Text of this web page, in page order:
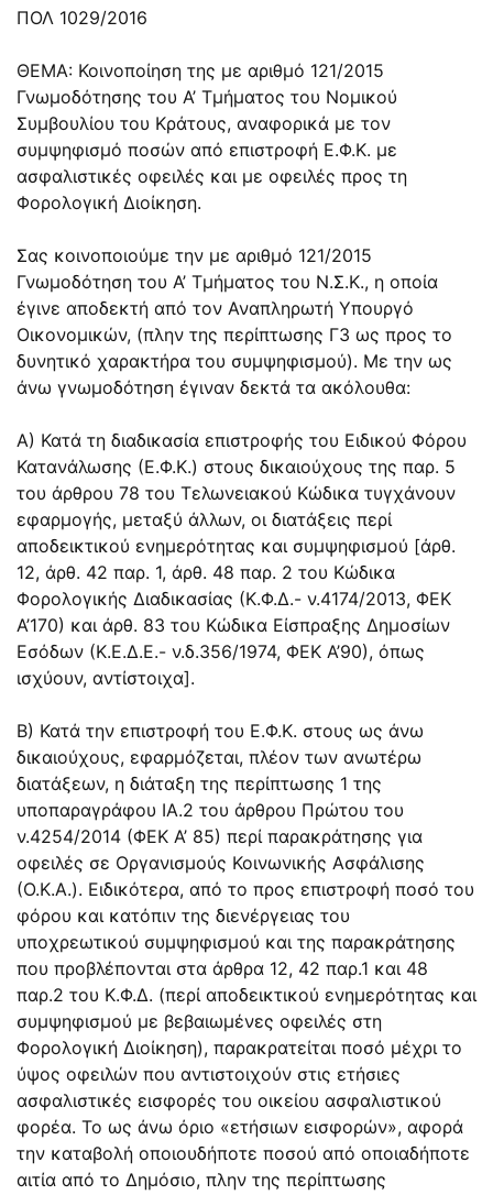
ΠΟΛ 1029/2016
ΘΕΜΑ: Κοινοποίηση της με αριθμό 121/2015
Γνωμοδότησης του Α’ Τμήματος του Νομικού
Συμβουλίου του Κράτους, αναφορικά με τον
συμψηφισμό ποσών από επιστροφή Ε.Φ.Κ. με
ασφαλιστικές οφειλές και με οφειλές προς τη
Φορολογική Διοίκηση.
Σας κοινοποιούμε την με αριθμό 121/2015
Γνωμοδότηση του Α’ Τμήματος του Ν.Σ.Κ., η οποία
έγινε αποδεκτή από τον Αναπληρωτή Υπουργό
Οικονομικών, (πλην της περίπτωσης Γ3 ως προς το
δυνητικό χαρακτήρα του συμψηφισμού). Με την ως
άνω γνωμοδότηση έγιναν δεκτά τα ακόλουθα:
Α) Κατά τη διαδικασία επιστροφής του Ειδικού Φόρου
Κατανάλωσης (Ε.Φ.Κ.) στους δικαιούχους της παρ. 5
του άρθρου 78 του Τελωνειακού Κώδικα τυγχάνουν
εφαρμογής, μεταξύ άλλων, οι διατάξεις περί
αποδεικτικού ενημερότητας και συμψηφισμού [άρθ.
12, άρθ. 42 παρ. 1, άρθ. 48 παρ. 2 του Κώδικα
Φορολογικής Διαδικασίας (Κ.Φ.Δ.- ν.4174/2013, ΦΕΚ
Α’170) και άρθ. 83 του Κώδικα Είσπραξης Δημοσίων
Εσόδων (Κ.Ε.Δ.Ε.- ν.δ.356/1974, ΦΕΚ Α’90), όπως
ισχύουν, αντίστοιχα].
Β) Κατά την επιστροφή του Ε.Φ.Κ. στους ως άνω
δικαιούχους, εφαρμόζεται, πλέον των ανωτέρω
διατάξεων, η διάταξη της περίπτωσης 1 της
υποπαραγράφου ΙΑ.2 του άρθρου Πρώτου του
ν.4254/2014 (ΦΕΚ Α’ 85) περί παρακράτησης για
οφειλές σε Οργανισμούς Κοινωνικής Ασφάλισης
(Ο.Κ.Α.). Ειδικότερα, από το προς επιστροφή ποσό του
φόρου και κατόπιν της διενέργειας του
υποχρεωτικού συμψηφισμού και της παρακράτησης
που προβλέπονται στα άρθρα 12, 42 παρ.1 και 48
παρ.2 του Κ.Φ.Δ. (περί αποδεικτικού ενημερότητας και
συμψηφισμού με βεβαιωμένες οφειλές στη
Φορολογική Διοίκηση), παρακρατείται ποσό μέχρι το
ύψος οφειλών που αντιστοιχούν στις ετήσιες
ασφαλιστικές εισφορές του οικείου ασφαλιστικού
φορέα. Το ως άνω όριο «ετήσιων εισφορών», αφορά
την καταβολή οποιουδήποτε ποσού από οποιαδήποτε
αιτία από το Δημόσιο, πλην της περίπτωσης